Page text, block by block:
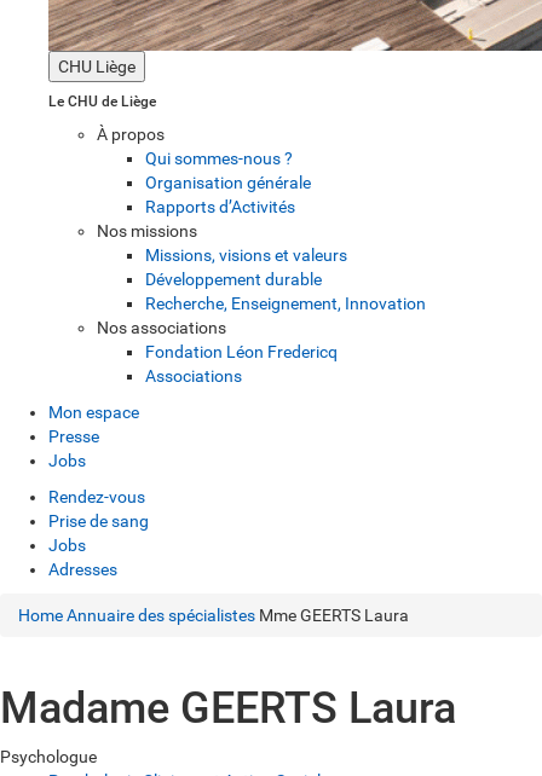
CHU Liège
Le CHU de Liège
À propos
Qui sommes-nous ?
Organisation générale
Rapports d’Activités
Nos missions
Missions, visions et valeurs
Développement durable
Recherche, Enseignement, Innovation
Nos associations
Fondation Léon Fredericq
Associations
Mon espace
Presse
Jobs
Rendez-vous
Prise de sang
Jobs
Adresses
HomeAnnuaire des spécialistes Mme GEERTS Laura
Madame GEERTS Laura
Psychologue